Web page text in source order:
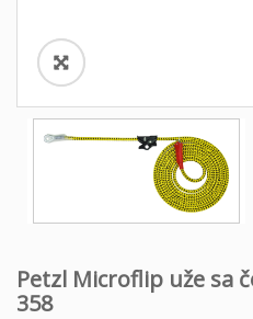
Petzl Microflip uže sa
358